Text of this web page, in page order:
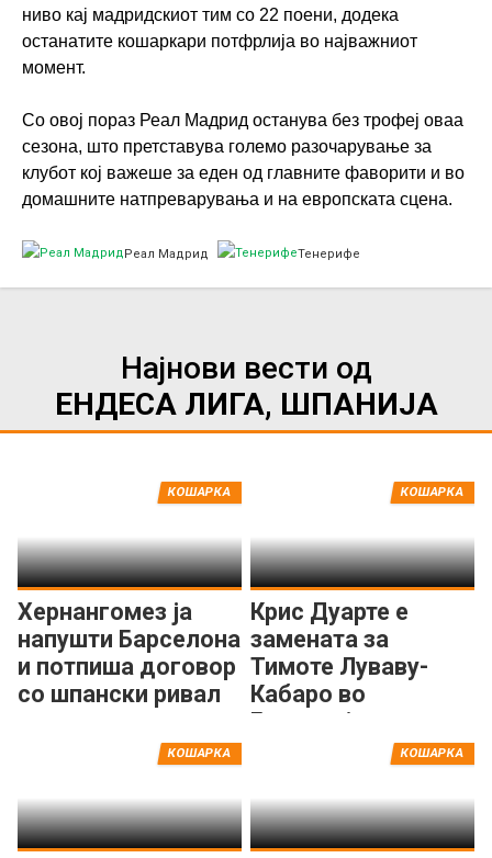
ниво кај мадридскиот тим со 22 поени, додека
останатите кошаркари потфрлија во најважниот
момент.
Со овој пораз Реал Мадрид останува без трофеј оваа
сезона, што претставува големо разочарување за
клубот кој важеше за еден од главните фаворити и во
домашните натпреварувања и на европската сцена.
Реал Мадрид Тенерифе
Најнови вести од
ЕНДЕСА ЛИГА, ШПАНИЈА
Хернангомез ја
напушти Барселона
и потпиша договор
со шпански ривал
КОШАРКА
Крис Дуарте е
замената за
Тимоте Луваву-
Кабаро во
Басконија
КОШАРКА
КОШАРКА КОШАРКА